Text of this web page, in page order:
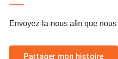
Envoyez-la-nous afin que
Partager mon histoire